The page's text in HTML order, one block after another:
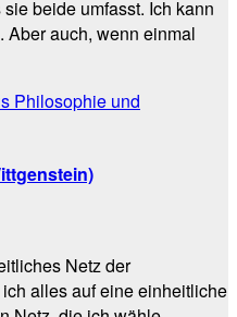
beide umfasst. Ich kann
Aber auch, wenn einmal
Philosophie und
Netz der
alles auf eine einheitliche